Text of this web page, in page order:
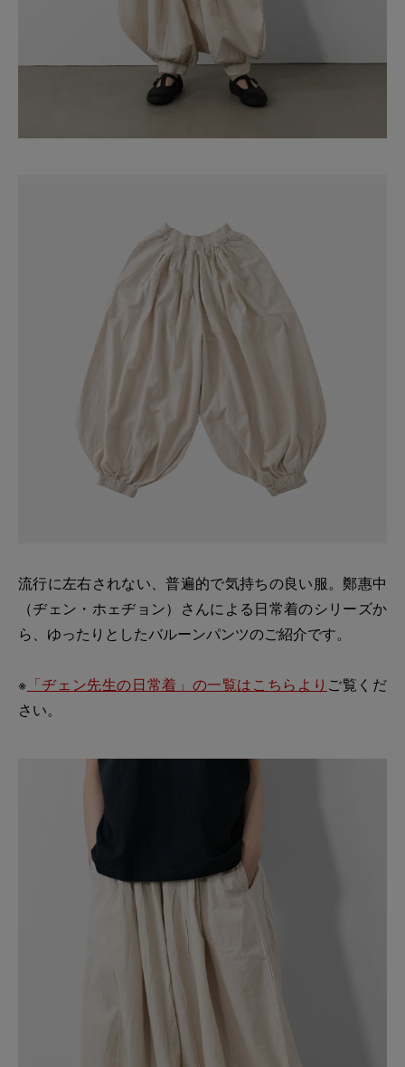
流行に左右されない、普遍的で気持ちの良い服。鄭惠中
（ヂェン・ホェヂョン）さんによる日常着のシリーズか
ら、ゆったりとしたバルーンパンツのご紹介です。
※ 「ヂェン先生の日常着」の一覧はこちらより ご覧くだ
さい。